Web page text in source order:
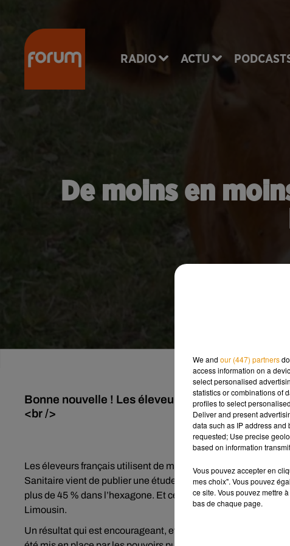
RADIO ACTU
De moins en
Bonne nouvelle ! Les éleveurs utilisent presque
<br />
Les éleveurs français utilisent de moins en moins
Sanitaire vient de publier une étude qui montre que depuis
plus de 45 % dans l’hexagone. Et ce constat est identique
Limousin.
Un résultat qui est encourageant, et qui résulte d’un
We and our (447) partners
access information on a
select personalised
statistics or combinations of
profiles to select
Deliver and present
data such as IP address
requested; Use precise
based on information
Vous pouvez accepter en
mes choix". Vous pouvez
ce site. Vous pouvez mettre
bas de chaque page.